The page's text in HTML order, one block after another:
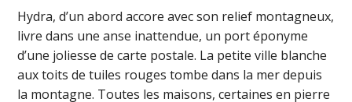
Hydra, d’un abord accore avec son relief montagneux,
livre dans une anse inattendue, un port éponyme
d’une joliesse de carte postale. La petite ville blanche
aux toits de tuiles rouges tombe dans la mer depuis
la montagne. Toutes les maisons, certaines en pierre